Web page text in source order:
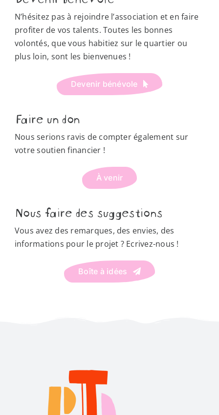
Ressources
N’hésitez pas à rejoindre l’association et en faire
profiter de vos talents. Toutes les bonnes
volontés, que vous habitiez sur le quartier ou
plus loin, sont les bienvenues !
Devenir bénévole
Faire un don
Nous serions ravis de compter également sur
votre soutien financier !
À venir
Nous faire des suggestions
Vous avez des remarques, des envies, des
informations pour le projet ? Ecrivez-nous !
Boîte à idées